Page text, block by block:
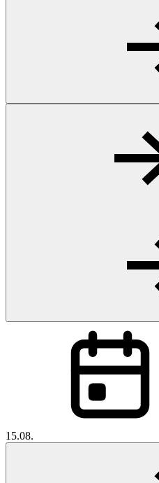
15.08.